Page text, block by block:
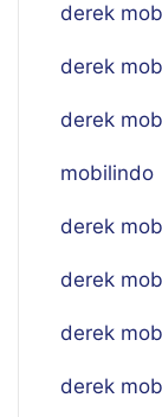
derek
derek
derek
mobilindo
derek
derek
derek
derek